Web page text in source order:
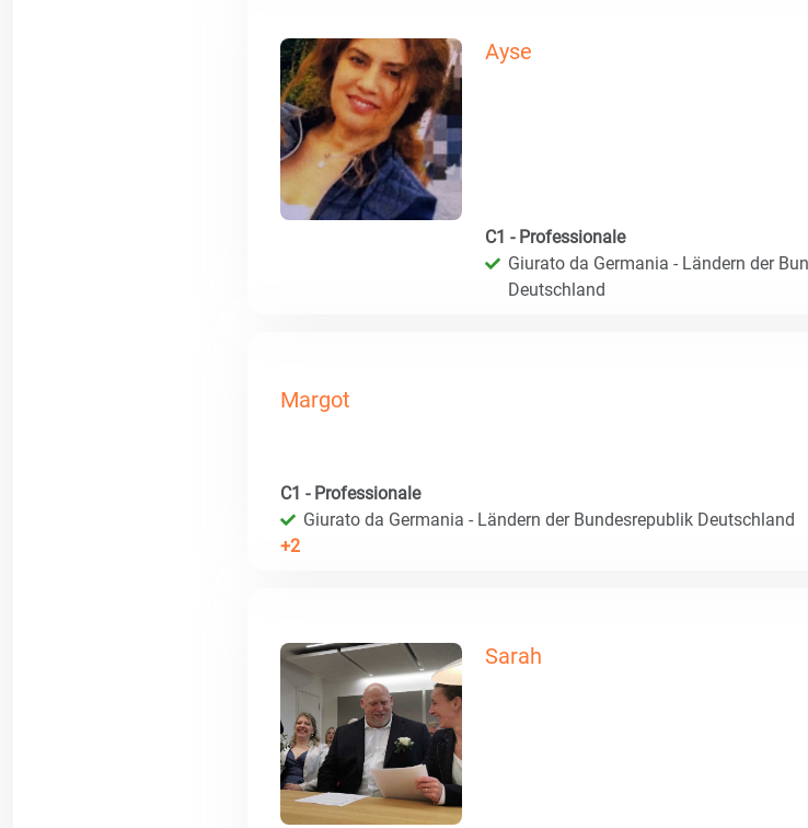
Ayse
C1 - Professionale
Giurato da Germania - Ländern der
Deutschland
Margot
C1 - Professionale
Giurato da Germania - Ländern der Bundesrepublik Deutschland
+2
Sarah